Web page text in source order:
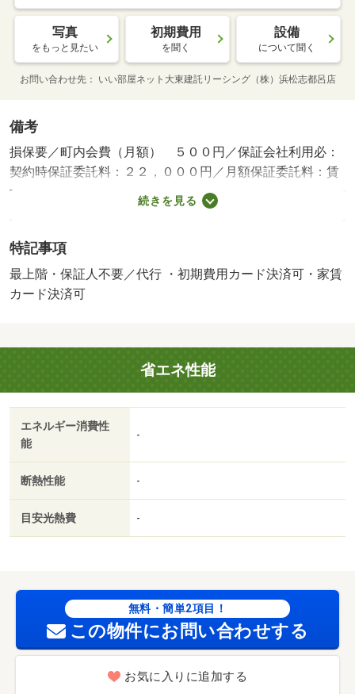
写真
をもっと見たい
初期費用
を聞く
設備
について聞く
お問い合わせ先 いい部屋ネット大東建託リーシング（株）浜松志都呂店
備考
損保要／町内会費（月額） ５００円／保証会社利用必：
契約時保証委託料：２２，０００円／月額保証委託料：賃
料総額の２．２％又は５．５％／退去時クリーニング費用
￥６００００が契約時必要。貸主インボイス登録あり／更
額）１９８０円／鍵セット費３３００円／バストイレ別／
バルコニー／エアコン／クロゼット／フローリング／シャ
ワー付洗面台／ＴＶインターホン／浴室乾燥機／室内洗濯
ッチン／照明付／保証人不要／ネット使用料不要／浄水器
／複層ガラス／プロパンガス／ＢＳ／ＩＴ重説 対応物件
／ＬＧＢＴフレンドリー／初期費用カード決済可／家賃カ
ード決済可／パレマルシェ新所原店（スーパー）まで２４
０ｍ／浜名病院（病院）まで７００ｍ／セブンイレブン駅
南１丁目店（コンビニ）まで１６０ｍ／ウエルシア湖西新
（その他）まで１２００ｍ／浜松いわた信用金庫（銀行）
まで７００ｍ
続きを見る
特記事項
最上階・保証人不要／代行 ・初期費用カード決済可・家賃
カード決済可
省エネ性能
エネルギー消費性
能
-
断熱性能 -
目安光熱費 -
無料・簡単2項目！
この物件にお問い合わせする
お気に入りに追加する